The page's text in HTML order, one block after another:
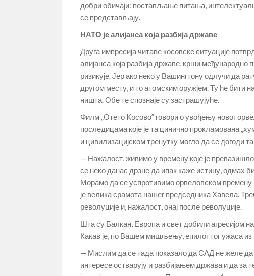
добри обичаји: постављање питања,
се представљају.
НАТО је алијанса која разбија државе
Друга импресија читаве косовске ситуације
алијанса која разбија државе, крши
ризикује. Јер ако неко у Вашингтону одлучи да
другом месту, и то атомским оружјем. Ту ће бити
ништа. Обе те спознаје су застрашујуће.
Филм „Отето Kосово” говори о увођењу новог
последицама које је та цинично прокламована
и цивилизацијском тренутку могло да се догоди
— Нажалост, живимо у времену које је
се неко данас дрзне да ипак каже истину, одмах
Морамо да се успротивимо орвеловском времену
је велика срамота нашег председника Хавела.
револуције и, нажалост, онај после револуције.
Шта су Балкан, Европа и свет добили агресијом
Какав је, по Вашем мишљењу, епилог тог ужаса из
— Мислим да се тада показало да САД не желе да
интересе остварују и разбијањем држава и да